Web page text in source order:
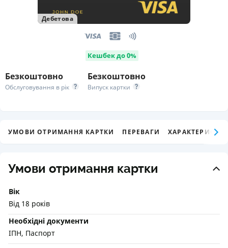
Дебетова
Кешбек до 0%
Безкоштовно
Обслуговування в рік
Безкоштовно
Випуск картки
УМОВИ ОТРИМАННЯ КАРТКИ ПЕРЕВАГИ
Умови отримання картки
Вік
Від 18 років
Необхідні документи
ІПН, Паспорт